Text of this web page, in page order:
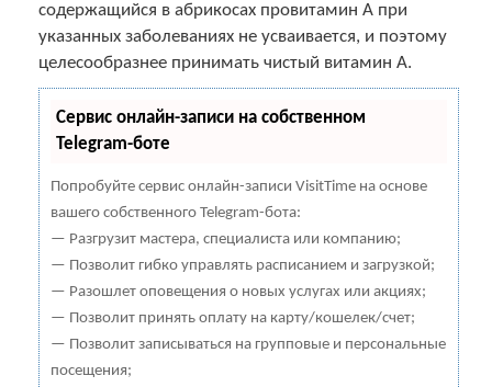
содержащийся в абрикосах провитамин А при
указанных заболеваниях не усваивается, и поэтому
целесообразнее принимать чистый витамин А.
Сервис онлайн-записи на собственном
Telegram-боте
Попробуйте сервис онлайн-записи VisitTime на основе
вашего собственного Telegram-бота:
— Разгрузит мастера, специалиста или компанию;
— Позволит гибко управлять расписанием и загрузкой;
— Разошлет оповещения о новых услугах или акциях;
— Позволит принять оплату на карту/кошелек/счет;
— Позволит записываться на групповые и персональные
посещения;